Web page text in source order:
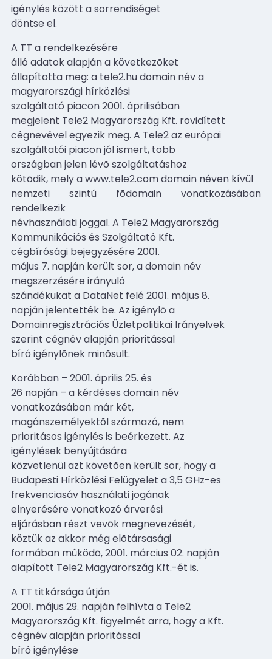
igénylés között a sorrendiséget
döntse el.
A TT a rendelkezésére
álló adatok alapján a következõket
állapította meg: a tele2.hu domain név a
magyarországi hírközlési
szolgáltató piacon 2001. áprilisában
megjelent Tele2 Magyarország Kft. rövidített
cégnevével egyezik meg. A Tele2 az európai
szolgáltatói piacon jól ismert, több
országban jelen lévõ szolgáltatáshoz
kötõdik, mely a www.tele2.com domain néven kívül
nemzeti szintû fõdomain vonatkozásában
rendelkezik
névhasználati joggal. A Tele2 Magyarország
Kommunikációs és Szolgáltató Kft.
cégbírósági bejegyzésére 2001.
május 7. napján került sor, a domain név
megszerzésére irányuló
szándékukat a DataNet felé 2001. május 8.
napján jelentették be. Az igénylõ a
Domainregisztrációs Üzletpolitikai Irányelvek
szerint cégnév alapján prioritással
bíró igénylõnek minõsült.
Korábban – 2001. április 25. és
26 napján – a kérdéses domain név
vonatkozásában már két,
magánszemélyektõl származó, nem
prioritásos igénylés is beérkezett. Az
igénylések benyújtására
közvetlenül azt követõen került sor, hogy a
Budapesti Hírközlési Felügyelet a 3,5 GHz-es
frekvenciasáv használati jogának
elnyerésére vonatkozó árverési
eljárásban részt vevõk megnevezését,
köztük az akkor még elõtársasági
formában mûködõ, 2001. március 02. napján
alapított Tele2 Magyarország Kft.-ét is.
A TT titkársága útján
2001. május 29. napján felhívta a Tele2
Magyarország Kft. figyelmét arra, hogy a Kft.
cégnév alapján prioritással
bíró igénylése